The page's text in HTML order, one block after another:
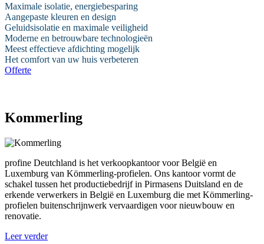
Maximale isolatie, energiebesparing
Aangepaste kleuren en design
Geluidsisolatie en maximale veiligheid
Moderne en betrouwbare technologieën
Meest effectieve afdichting mogelijk
Het comfort van uw huis verbeteren
Offerte
Kommerling
profine Deutchland is het verkoopkantoor voor België en
Luxemburg van Kömmerling-profielen. Ons kantoor vormt de
schakel tussen het productiebedrijf in Pirmasens Duitsland en de
erkende verwerkers in België en Luxemburg die met Kömmerling-
profielen buitenschrijnwerk vervaardigen voor nieuwbouw en
renovatie.
Leer verder